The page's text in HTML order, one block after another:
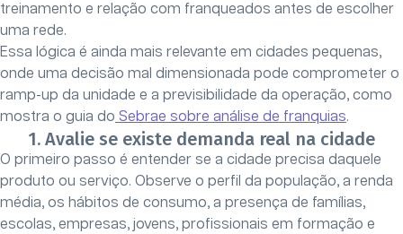
treinamento e relação com franqueados antes de escolher
uma rede.
Essa lógica é ainda mais relevante em cidades pequenas,
onde uma decisão mal dimensionada pode comprometer o
ramp-up da unidade e a previsibilidade da operação, como
mostra o guia do Sebrae sobre análise de franquias.
1. Avalie se existe demanda real na cidade
O primeiro passo é entender se a cidade precisa daquele
produto ou serviço. Observe o perfil da população, a renda
média, os hábitos de consumo, a presença de famílias,
escolas, empresas, jovens, profissionais em formação e